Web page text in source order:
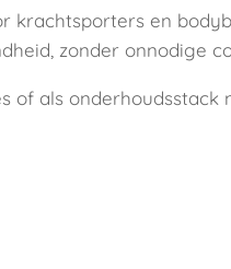
krachtsporters en
zonder onnodige
of als onderhoudsstack